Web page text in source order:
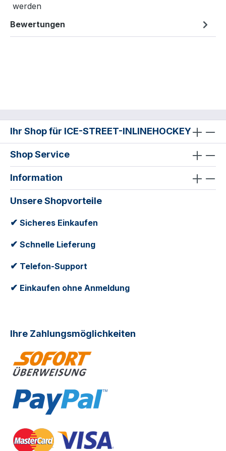
werden
Bewertungen
Ihr Shop für ICE-STREET-INLINEHOCKEY
Shop Service
Information
Unsere Shopvorteile
✔ Sicheres Einkaufen
✔ Schnelle Lieferung
✔ Telefon-Support
✔ Einkaufen ohne Anmeldung
Ihre Zahlungsmöglichkeiten